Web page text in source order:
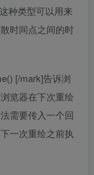
种类型可以用来
时间点之间的时
[/mark]告诉浏
览器在下次重绘
需要传入一个回
一次重绘之前执